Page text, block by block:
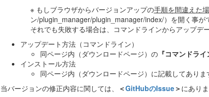
※ もしブラウザからバージョンアップの手順を間違えた
ン/plugin_manager/plugin_manager/index/）を開く事が
それでも失敗する場合は、コマンドラインからアップデ
アップデート方法（コマンドライン）
同ページ内（ダウンロードページ）の『コマンドライ
インストール方法
同ページ内（ダウンロードページ）に記載してありま
当バージョンの修正内容に関しては、
＜GitHubのIssue＞ にあり